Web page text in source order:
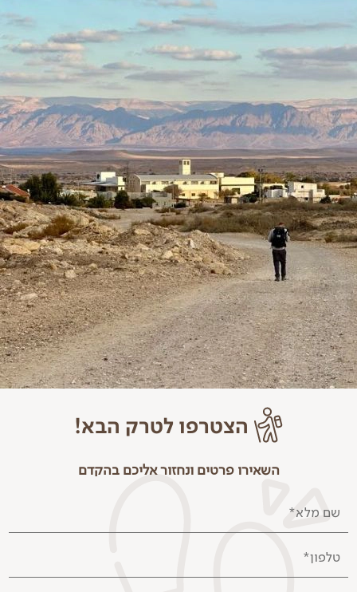
הצטרפו לטרק הבא!
השאירו פרטים ונחזור אליכם בהקדם
שם מלא*
טלפון*